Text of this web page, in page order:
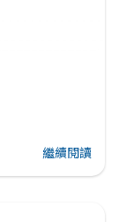
繼續閱讀